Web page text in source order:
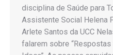
disciplina de Saúde para
Assistente Social Helena
Arlete Santos da UCC
falarem sobre